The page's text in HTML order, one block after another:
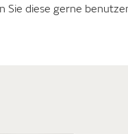
Sie diese gerne